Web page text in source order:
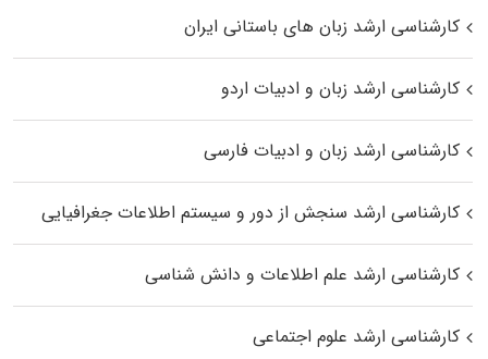
کارشناسی ارشد زبان‌ های باستانی ایران
کارشناسی ارشد زبان و ادبیات اردو
کارشناسی ارشد زبان و ادبیات فارسی
کارشناسی ارشد سنجش از دور و سیستم اطلاعات جغرافیایی
کارشناسی ارشد علم اطلاعات و دانش شناسی
کارشناسی ارشد علوم اجتماعی